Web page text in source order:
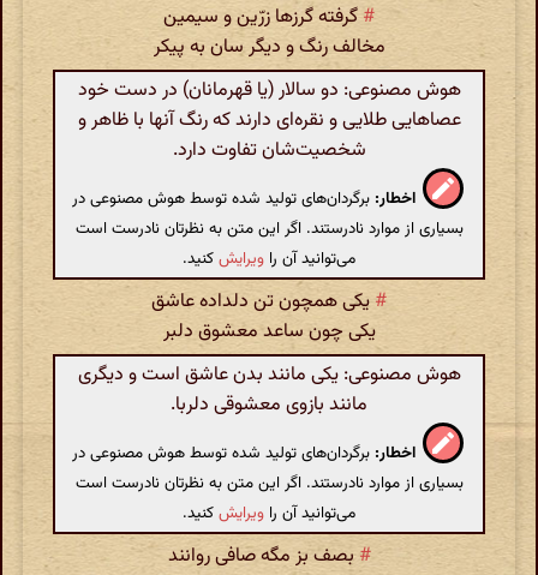
# گرفته گرزها زرّین و سیمین
مخالف رنگ و دیگر سان به پیکر
هوش مصنوعی: دو سالار (یا قهرمانان) در دست خود
عصاهایی طلایی و نقره‌ای دارند که رنگ آنها با ظاهر و
شخصیت‌شان تفاوت دارد.
اخطار: برگردان‌های تولید شده توسط هوش مصنوعی در
بسیاری از موارد نادرستند. اگر این متن به نظرتان نادرست است
می‌توانید آن را ویرایشکنید.
# یکی همچون تن دلداده عاشق
یکی چون ساعد معشوق دلبر
هوش مصنوعی: یکی مانند بدن عاشق است و دیگری
مانند بازوی معشوقی دلربا.
اخطار: برگردان‌های تولید شده توسط هوش مصنوعی در
بسیاری از موارد نادرستند. اگر این متن به نظرتان نادرست است
می‌توانید آن را ویرایشکنید.
#بصف بز مگه صافی روانند